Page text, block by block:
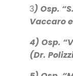
3) Osp.
Vaccaro
4) Osp.
(Dr.